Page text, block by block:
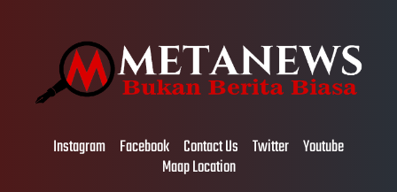
Instagram Facebook Contact Us Twitter Youtube
Maap Location